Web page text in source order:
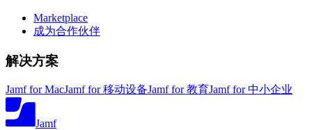
Marketplace
成为合作伙伴
解决方案
Jamf for MacJamf for 移动设备Jamf for 教育Jamf for 中小企业
Jamf